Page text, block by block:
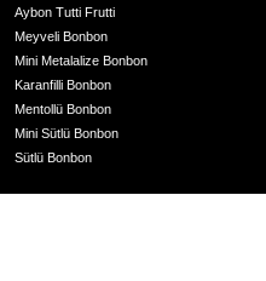
Aybon Tutti Frutti
Meyveli Bonbon
Mini Metalalize Bonbon
Karanfilli Bonbon
Mentollü Bonbon
Mini Sütlü Bonbon
Sütlü Bonbon